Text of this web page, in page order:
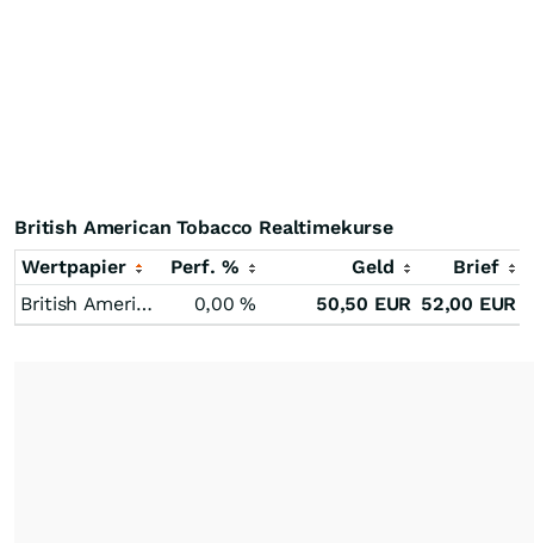
British American Tobacco Realtimekurse
Wertpapier
Perf. % Geld
Brief
British American Tobacco
0,00% 50,50 EUR 52,00 EUR